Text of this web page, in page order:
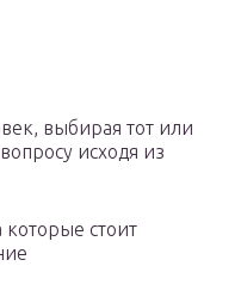
выбирая тот или
исходя из
стоит